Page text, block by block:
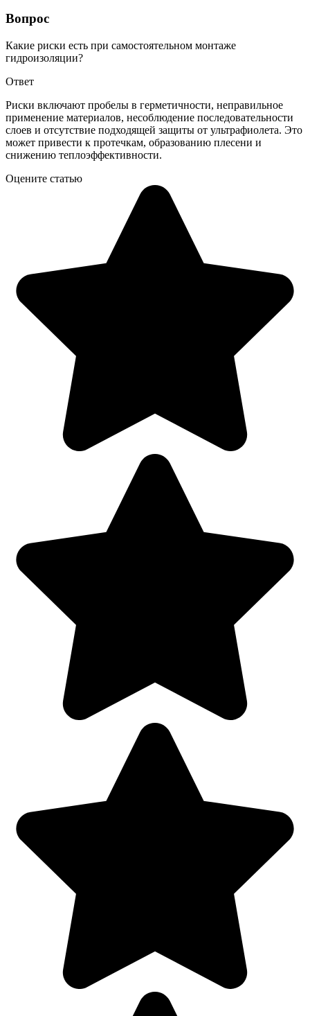
Вопрос
Какие риски есть при самостоятельном монтаже
гидроизоляции?
Ответ
Риски включают пробелы в герметичности, неправильное
применение материалов, несоблюдение последовательности
слоев и отсутствие подходящей защиты от ультрафиолета. Это
может привести к протечкам, образованию плесени и
снижению теплоэффективности.
Оцените статью